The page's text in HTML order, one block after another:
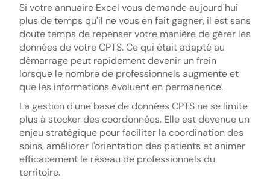
Si votre annuaire Excel vous demande aujourd'hui
plus de temps qu'il ne vous en fait gagner, il est sans
doute temps de repenser votre manière de gérer les
données de votre CPTS. Ce qui était adapté au
démarrage peut rapidement devenir un frein
lorsque le nombre de professionnels augmente et
que les informations évoluent en permanence.
La gestion d'une base de données CPTS ne se limite
plus à stocker des coordonnées. Elle est devenue un
enjeu stratégique pour faciliter la coordination des
soins, améliorer l'orientation des patients et animer
efficacement le réseau de professionnels du
territoire.